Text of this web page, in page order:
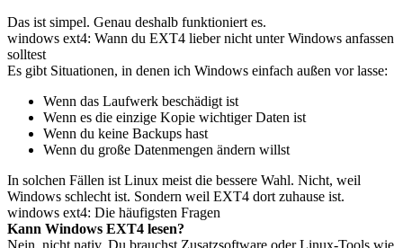
Das ist simpel. Genau deshalb funktioniert es.
windows ext4: Wann du EXT4 lieber nicht unter Windows anfassen
solltest
Es gibt Situationen, in denen ich Windows einfach außen vor lasse:
Wenn das Laufwerk beschädigt ist
Wenn es die einzige Kopie wichtiger Daten ist
Wenn du keine Backups hast
Wenn du große Datenmengen ändern willst
In solchen Fällen ist Linux meist die bessere Wahl. Nicht, weil
Windows schlecht ist. Sondern weil EXT4 dort zuhause ist.
windows ext4: Die häufigsten Fragen
Kann Windows EXT4 lesen?
Nein, nicht nativ. Du brauchst Zusatzsoftware oder Linux-Tools wie